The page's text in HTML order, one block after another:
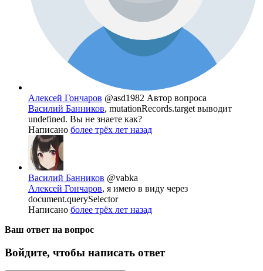
Алексей Гончаров @asd1982 Автор вопроса
Василий Банников, mutationRecords.target выводит
undefined. Вы не знаете как?
Написано более трёх лет назад
Василий Банников @vabka
Алексей Гончаров, я имею в виду через
document.querySelector
Написано более трёх лет назад
Ваш ответ на вопрос
Войдите, чтобы написать ответ